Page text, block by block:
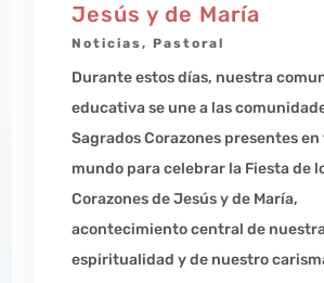
Jesús y de María
Noticias, Pastoral
Durante estos días, nuestra
educativa se une a las
Sagrados Corazones presentes en
mundo para celebrar la Fiesta de
Corazones de Jesús y de María,
acontecimiento central de nuestra
espiritualidad y de nuestro